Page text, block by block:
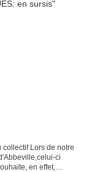
Lors de notre
ci
en effet,